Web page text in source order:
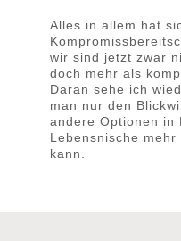
Alles in allem hat
wir sind jetzt zwar
doch mehr als
Daran sehe ich
man nur den
andere Optionen in
Lebensnische
kann.